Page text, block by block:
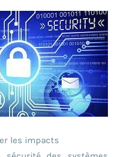
les impacts